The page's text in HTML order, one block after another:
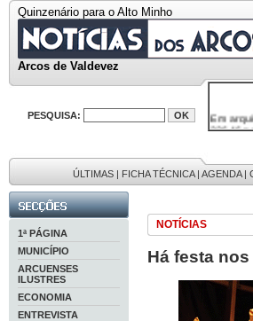
Quinzenário para o Alto Minho
Arcos de Valdevez
PESQUISA:
32646
38119
201
ÚLTIMAS | FICHA TÉCNICA| AGENDA|
1ª PÁGINA
MUNICÍPIO
ARCUENSES
ILUSTRES
ECONOMIA
ENTREVISTA
NOTÍCIAS
Há festa